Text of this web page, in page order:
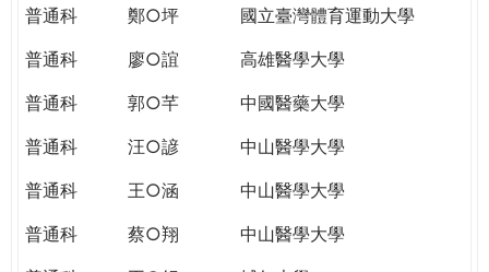
普通科
鄭○坪
國立臺灣體育運動大學
普通科
廖○誼
高雄醫學大學
普通科
郭○芊
中國醫藥大學
普通科
汪○諺
中山醫學大學
普通科
王○涵
中山醫學大學
普通科
蔡○翔
中山醫學大學